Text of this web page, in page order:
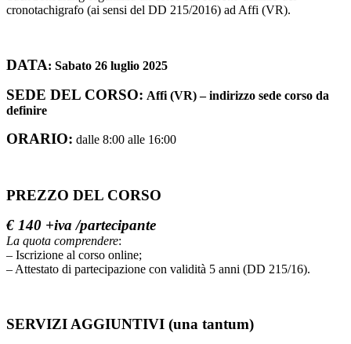
cronotachigrafo (ai sensi del DD 215/2016) ad Affi (VR).
DATA: Sabato 26 luglio 2025
SEDE DEL CORSO: Affi (VR) – indirizzo sede corso da
definire
ORARIO: dalle 8:00 alle 16:00
PREZZO DEL CORSO
€ 140 +iva /partecipante
La quota comprendere:
– Iscrizione al corso online;
– Attestato di partecipazione con validità 5 anni (DD 215/16).
SERVIZI AGGIUNTIVI (una tantum)